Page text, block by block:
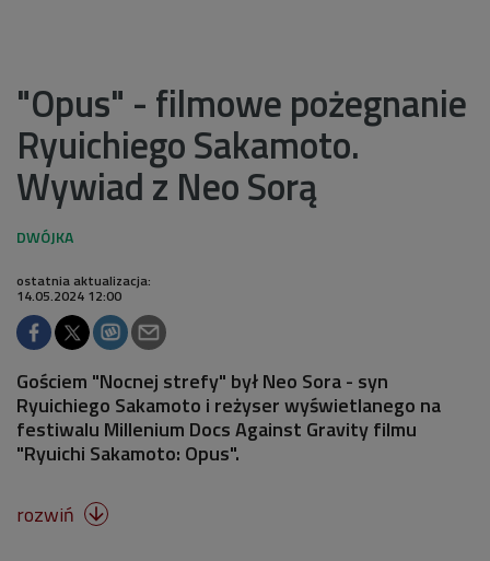
"Opus" - filmowe pożegnanie
Ryuichiego Sakamoto.
Wywiad z Neo Sorą
ostatnia aktualizacja:
14.05.2024 12:00
Gościem "Nocnej strefy" był Neo Sora - syn
Ryuichiego Sakamoto i reżyser wyświetlanego na
festiwalu Millenium Docs Against Gravity filmu
"Ryuichi Sakamoto: Opus".
rozwiń 